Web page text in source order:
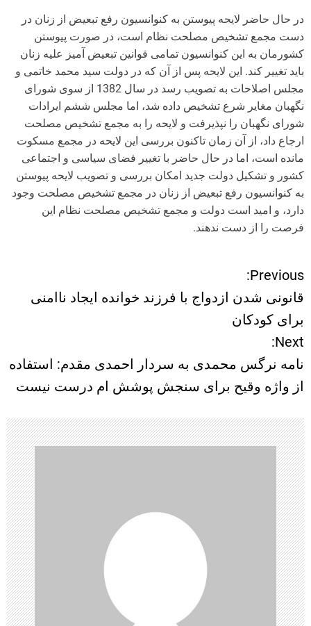
در حال حاضر لایحه پیوستن به کنوانسیون رفع تبعیض از زنان در
دست مجمع تشخیص مصلحت نظام است، در صورت پیوستن
کشورمان به این کنوانسیون تمامی قوانین تبعیض آمیز علیه زنان
باید تغییر کند. این لایحه پس از آن که در دولت سید محمد خاتمی و
مجلس اصلاحات به تصویب رسد در سال 1382 از سوی شورای
نگهبان مغایر شرع تشخیص داده شد، اما مجلس ششم ایرادات
شورای نگهبان را نپذیرفت و لایحه را به مجمع تشخیص مصلحت
ارجاع داد، از آن زمان تاکنون بررسی این لایحه در مجمع مسکوت
مانده است، اما در حال حاضر با تغییر فضای سیاسی و اجتماعی
کشور و تشکیل دولت جدید امکان بررسی و تصویب لایحه پیوستن
به کنوانسیون رفع تبعیض از زنان در مجمع تشخیص مصلحت وجود
دارد، و امید است دولت و مجمع تشخیص مصلحت نظام این
فرصت را از دست ندهند.
ر
ه
ب
ر
ی
ن
و
ش
ت
ه‌
Previous:
قانونی شدن ازدواج با فرزند خوانده ایجاد ناامنی
برای کودکان
Next:
نامه نرگس محمدی به سردار احمدی مقدم: استفاده
از واژه وقیح برای سنجش پوشش ام درست نیست